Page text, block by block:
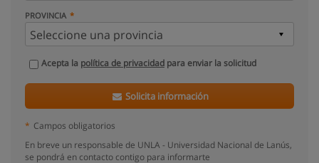
PROVINCIA
Acepta la política de privacidad para enviar la solicitud
Solicita información
* Campos obligatorios
En breve un responsable de UNLA - Universidad Nacional de Lanús,
se pondrá en contacto contigo para informarte